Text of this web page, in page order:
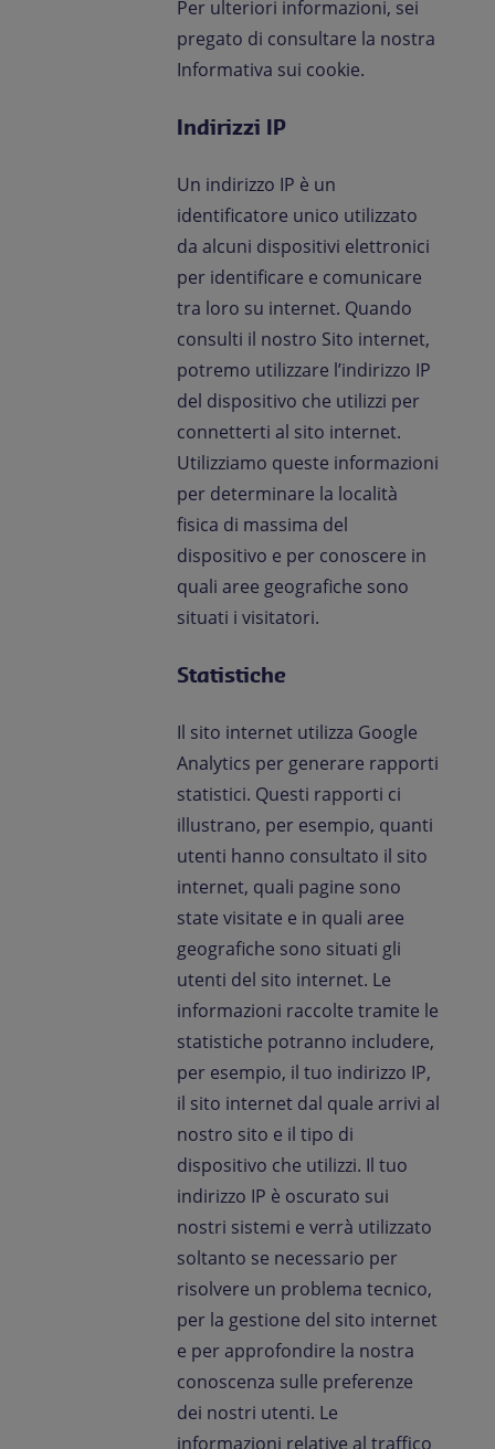
Per ulteriori informazioni, sei
pregato di consultare la nostra
Informativa sui cookie.
Indirizzi IP
Un indirizzo IP è un
identificatore unico utilizzato
da alcuni dispositivi elettronici
per identificare e comunicare
tra loro su internet. Quando
consulti il nostro Sito internet,
potremo utilizzare l’indirizzo IP
del dispositivo che utilizzi per
connetterti al sito internet.
Utilizziamo queste informazioni
per determinare la località
fisica di massima del
dispositivo e per conoscere in
quali aree geografiche sono
situati i visitatori.
Statistiche
Il sito internet utilizza Google
Analytics per generare rapporti
statistici. Questi rapporti ci
illustrano, per esempio, quanti
utenti hanno consultato il sito
internet, quali pagine sono
state visitate e in quali aree
geografiche sono situati gli
utenti del sito internet. Le
informazioni raccolte tramite le
statistiche potranno includere,
per esempio, il tuo indirizzo IP,
il sito internet dal quale arrivi al
nostro sito e il tipo di
dispositivo che utilizzi. Il tuo
indirizzo IP è oscurato sui
nostri sistemi e verrà utilizzato
soltanto se necessario per
risolvere un problema tecnico,
per la gestione del sito internet
e per approfondire la nostra
conoscenza sulle preferenze
dei nostri utenti. Le
informazioni relative al traffico